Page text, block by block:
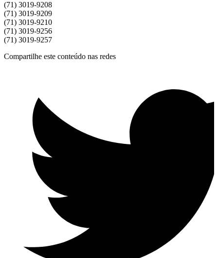
(71) 3019-9208
(71) 3019-9209
(71) 3019-9210
(71) 3019-9256
(71) 3019-9257
Compartilhe este conteúdo nas redes